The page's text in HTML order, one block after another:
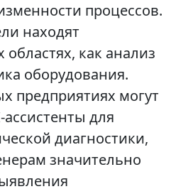
процессов.
находят
как анализ
оборудования.
предприятиях могут
для
диагностики,
значительно